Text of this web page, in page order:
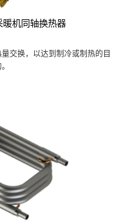
暖机同轴换热器
交换，以达到制冷或制热的目